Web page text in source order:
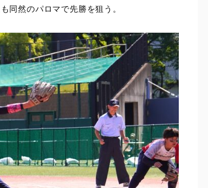
同然のパロマで先勝を狙う。